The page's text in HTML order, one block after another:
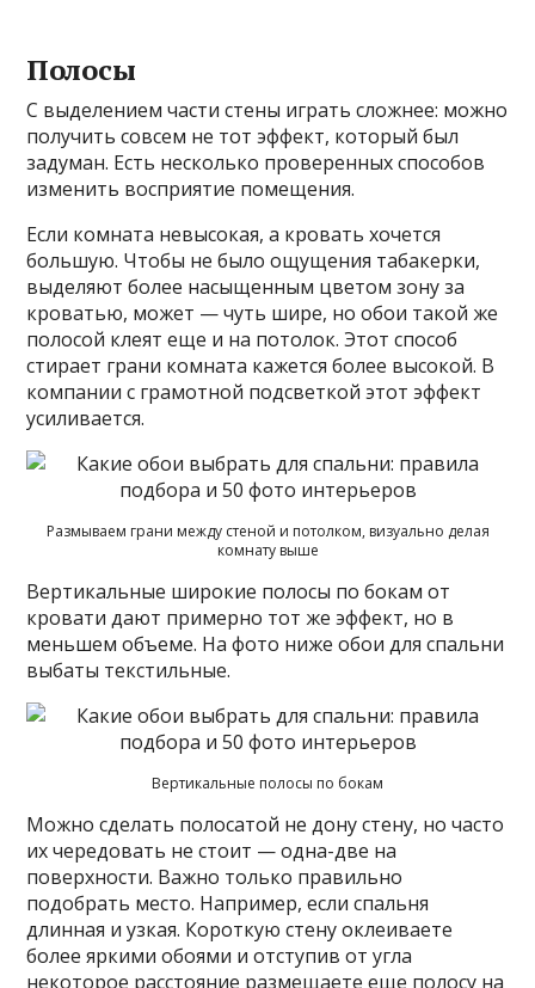
Полосы
С выделением части стены играть сложнее: можно
получить совсем не тот эффект, который был
задуман. Есть несколько проверенных способов
изменить восприятие помещения.
Если комната невысокая, а кровать хочется
большую. Чтобы не было ощущения табакерки,
выделяют более насыщенным цветом зону за
кроватью, может — чуть шире, но обои такой же
полосой клеят еще и на потолок. Этот способ
стирает грани комната кажется более высокой. В
компании с грамотной подсветкой этот эффект
усиливается.
Размываем грани между стеной и потолком, визуально делая
комнату выше
Вертикальные широкие полосы по бокам от
кровати дают примерно тот же эффект, но в
меньшем объеме. На фото ниже обои для спальни
выбаты текстильные.
Вертикальные полосы по бокам
Можно сделать полосатой не дону стену, но часто
их чередовать не стоит — одна-две на
поверхности. Важно только правильно
подобрать место. Например, если спальня
длинная и узкая. Короткую стену оклеиваете
более яркими обоями и отступив от угла
некоторое расстояние размещаете еще полосу на